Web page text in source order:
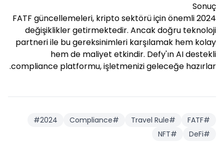
Sonuç
2024 FATF güncellemeleri, kripto sektörü için önemli
değişiklikler getirmektedir. Ancak doğru teknoloji
partneri ile bu gereksinimleri karşılamak hem kolay
hem de maliyet etkindir. Defy'ın AI destekli
compliance platformu, işletmenizi geleceğe hazırlar.
#
FATF
#
Travel Rule
#
Compliance
#2024
#
DeFi
#
NFT